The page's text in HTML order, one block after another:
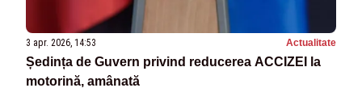
3 apr. 2026, 14:53 Actualitate
Ședința de Guvern privind reducerea ACCIZEI la
motorină, amânată